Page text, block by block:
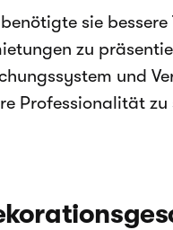
sie
zu
und
Professionalität